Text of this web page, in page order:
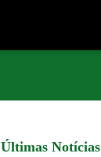
Últimas Notícias